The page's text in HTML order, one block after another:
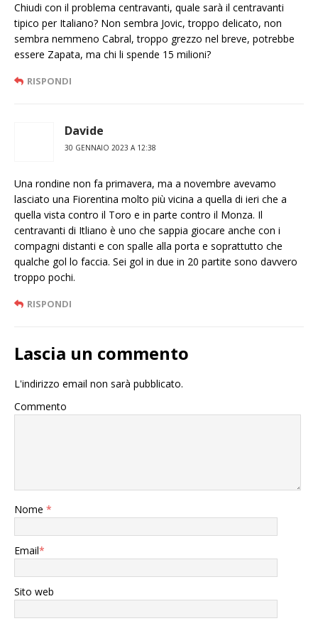
Chiudi con il problema centravanti, quale sarà il centravanti
tipico per Italiano? Non sembra Jovic, troppo delicato, non
sembra nemmeno Cabral, troppo grezzo nel breve, potrebbe
essere Zapata, ma chi li spende 15 milioni?
RISPONDI
Davide
30 GENNAIO 2023 A 12:38
Una rondine non fa primavera, ma a novembre avevamo
lasciato una Fiorentina molto più vicina a quella di ieri che a
quella vista contro il Toro e in parte contro il Monza. Il
centravanti di Itliano è uno che sappia giocare anche con i
compagni distanti e con spalle alla porta e soprattutto che
qualche gol lo faccia. Sei gol in due in 20 partite sono davvero
troppo pochi.
RISPONDI
Lascia un commento
L'indirizzo email non sarà pubblicato.
Commento
Nome *
Email*
Sito web